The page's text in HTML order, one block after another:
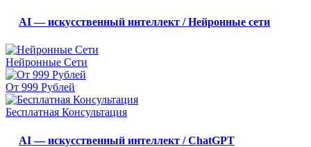
AI — искусственный интеллект / Нейронные сети
Нейронные Сети
От 999 Рублей
Бесплатная Консультация
AI — искусственный интеллект / ChatGPT